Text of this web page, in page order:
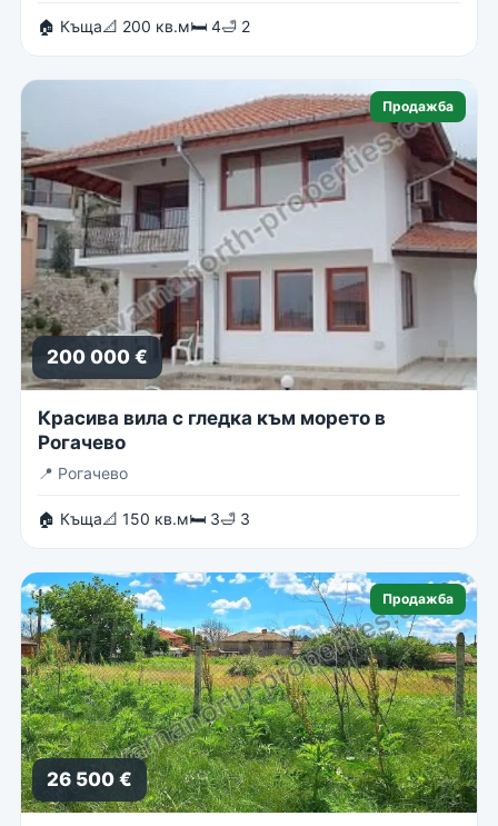
🏠 Къща📐 200 кв.м🛏 4🛁 2
Продажба
200 000 €
Красива вила с гледка към морето в
Рогачево
📍 Рогачево
🏠 Къща📐 150 кв.м🛏 3🛁 3
Продажба
26 500 €